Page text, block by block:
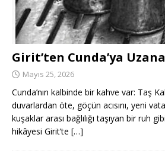
Girit’ten Cunda’ya
Mayıs 25, 2026
Cunda’nın kalbinde bir kahve var: Taş
duvarlardan öte, göçün acısını, yeni
kuşaklar arası bağlılığı taşıyan bir ruh
hikâyesi Girit’te […]